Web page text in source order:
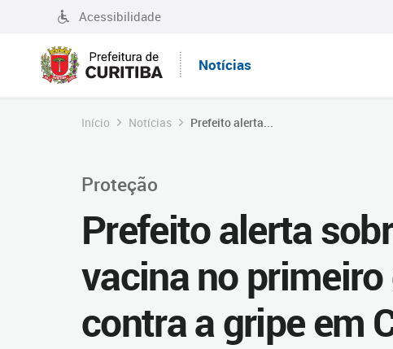
Acessibilidade
Notícias
Início Notícias Prefeito alerta...
Proteção
Prefeito alerta
vacina no
contra a gripe em